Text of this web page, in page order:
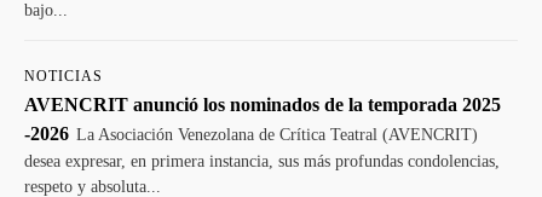
bajo...
NOTICIAS
AVENCRIT anunció los nominados de la temporada 2025
-2026 La Asociación Venezolana de Crítica Teatral (AVENCRIT)
desea expresar, en primera instancia, sus más profundas condolencias,
respeto y absoluta...